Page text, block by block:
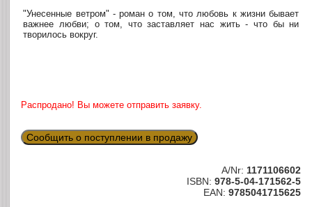
"Унесенные ветром" - роман о том, что любовь к жизни бывает
важнее любви; о том, что заставляет нас жить - что бы ни
творилось вокруг.
Распродано! Вы можете отправить заявку.
Сообщить о поступлении в продажу
A/Nr: 1171106602
ISBN: 978-5-04-171562-5
EAN: 9785041715625